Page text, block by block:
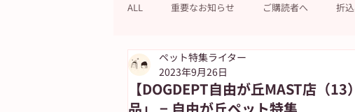
ALL 重要なお知らせ ご購読者へ 折
連載 教育・受験
【DOGDEPT自由が丘MAST店（
ペット特集ライター
2023年9月26日